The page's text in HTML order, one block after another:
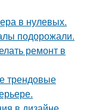
в нулевых.
подорожали.
ремонт в
трендовые